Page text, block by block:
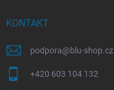
KONTAKT
podpora@blu-shop.cz
+420 603 104 132